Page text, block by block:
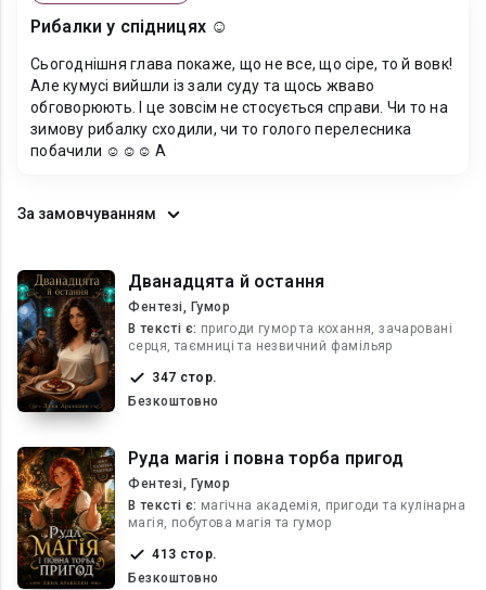
Рибалки у спідницях ☺️‍‍‍
Сьогоднішня глава покаже, що не все, що сіре, то й вовк!
Але кумусі вийшли із зали суду та щось жваво
обговорюють. І це зовсім не стосується справи. Чи то на
зимову рибалку сходили, чи то голого перелесника
побачили ☺️‍‍‍☺️‍‍‍☺️‍‍‍ А
За замовчуванням
Дванадцята й остання
Фентезі, Гумор
В текcті є: пригоди гумор та кохання, зачаровані
серця, таємниці та незвичний фамільяр
347 стор.
Безкоштовно
Руда магія і повна торба пригод
Фентезі, Гумор
В текcті є: магічна академія, пригоди та кулінарна
магія, побутова магія та гумор
413 стор.
Безкоштовно